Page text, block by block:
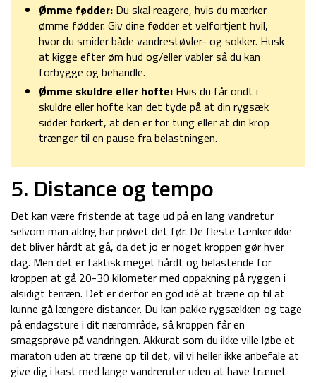
Ømme fødder: Du skal reagere, hvis du mærker
ømme fødder. Giv dine fødder et velfortjent hvil,
hvor du smider både vandrestøvler- og sokker. Husk
at kigge efter øm hud og/eller vabler så du kan
forbygge og behandle.
Ømme skuldre eller hofte: Hvis du får ondt i
skuldre eller hofte kan det tyde på at din rygsæk
sidder forkert, at den er for tung eller at din krop
trænger til en pause fra belastningen.
5. Distance og tempo
Det kan være fristende at tage ud på en lang vandretur
selvom man aldrig har prøvet det før. De fleste tænker ikke
det bliver hårdt at gå, da det jo er noget kroppen gør hver
dag. Men det er faktisk meget hårdt og belastende for
kroppen at gå 20-30 kilometer med oppakning på ryggen i
alsidigt terræn. Det er derfor en god idé at træne op til at
kunne gå længere distancer. Du kan pakke rygsækken og tage
på endagsture i dit nærområde, så kroppen får en
smagsprøve på vandringen. Akkurat som du ikke ville løbe et
maraton uden at træne op til det, vil vi heller ikke anbefale at
give dig i kast med lange vandreruter uden at have trænet